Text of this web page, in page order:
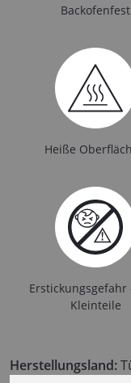
Backofenfest
Heiße
Erstickungsgefahr
Kleinteile
Herstellungsland: